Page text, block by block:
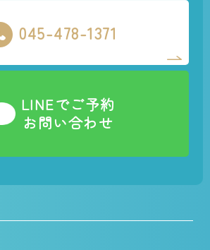
045-478-1371
LINEでご予約
お問い合わせ